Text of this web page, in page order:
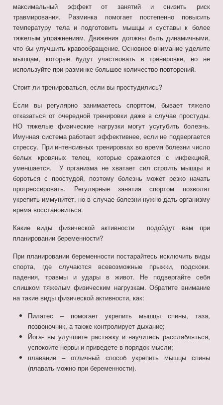
максимальный эффект от занятий и снизить риск
травмирования. Разминка помогает постепенно повысить
температуру тела и подготовить мышцы и суставы к более
тяжелым упражнениям. Движения должны быть динамичными,
что бы улучшить кравообращение. Основное внимание уделите
мышцам, которые будут участвовать в тренировке, но не
используйте при разминке большое количество повторений.
Стоит ли тренироваться, если вы простудились?
Если вы регулярно занимаетесь спорттом, бывает тяжело
отказаться от очередной тренировки даже в случае простуды.
НО тяжелые физические нагрузки могут усугубить болезнь.
Имунная система работает эффективнее, если не подвергается
стрессу. При интенсивных тренировках во время болезни число
белых кровяных телец, которые сражаются с инфекцией,
уменшается. У организма не хватает сил строить мышцы и
бороться с простудой, поэтому болезнь может резко начать
прогрессировать. Регулярные занятия спортом позволят
укрепить иммунитет, но в случае болезни нужно дать организму
время восстановиться.
Какие виды физической активности подойдут вам при
планировании беременности?
При планировании беременности постарайтесь исключить виды
спорта, где случаются всевозможные прыжки, подскоки.
падения, травмы и удары в живот. Не подвергайте себя
слишком тяжелым физическим нагрузкам. Обратите внимание
на такие виды физической активности, как:
Пилатес – помогает укрепить мышцы спины, таза,
позвоночник, а также контролирует дыхание;
Йога- вы улучшите растяжку и научитесь расслабляться,
успокоите нервы и приведете в порядок мысли;
плавание – отличный способ укрепить мышцы спины
(плавать можно при беременности).